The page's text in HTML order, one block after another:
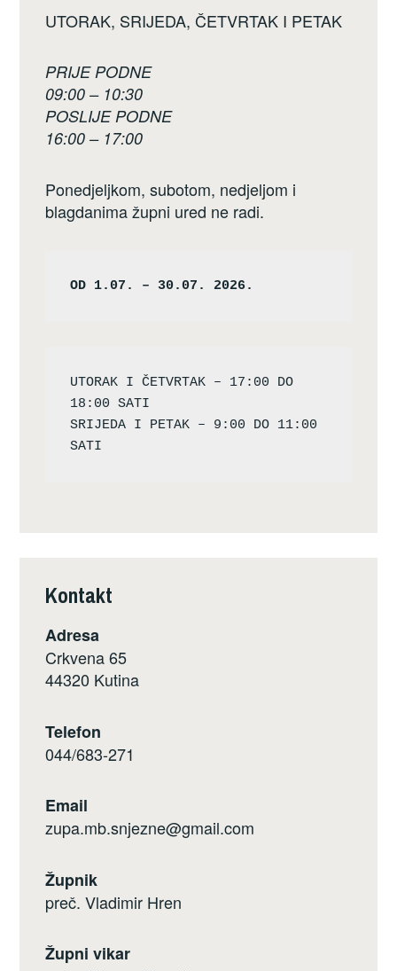
UTORAK, SRIJEDA, ČETVRTAK I PETAK
PRIJE PODNE
09:00 – 10:30
POSLIJE PODNE
16:00 – 17:00
Ponedjeljkom, subotom, nedjeljom i
blagdanima župni ured ne radi.
OD 1.07. – 30.07. 2026.
UTORAK I ČETVRTAK – 17:00 DO
18:00 SATI
SRIJEDA I PETAK – 9:00 DO 11:00
Kontakt
Adresa
Crkvena 65
44320 Kutina
Telefon
044/683-271
Email
zupa.mb.snjezne@gmail.com
Župnik
preč. Vladimir Hren
Župni vikar